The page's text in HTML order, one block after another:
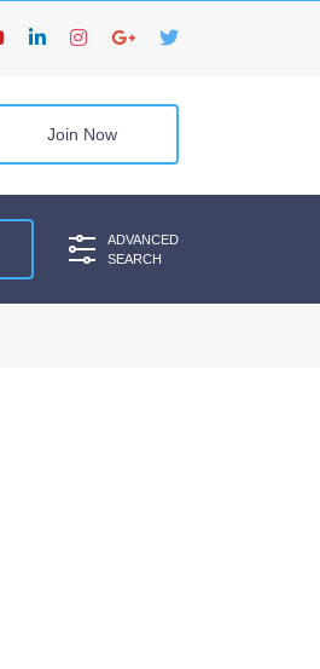
Join Now
ADVANCED
SEARCH